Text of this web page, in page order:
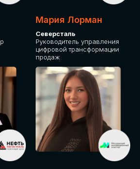
Мария Лорман
Северсталь
Руководитель управления
цифровой трансформации
продаж